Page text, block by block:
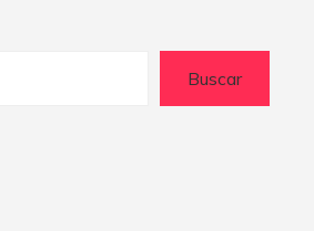
Buscar